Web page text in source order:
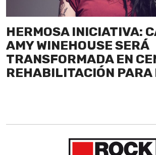
HERMOSA INICIATIVA:
AMY WINEHOUSE SERÁ
TRANSFORMADA EN
REHABILITACIÓN